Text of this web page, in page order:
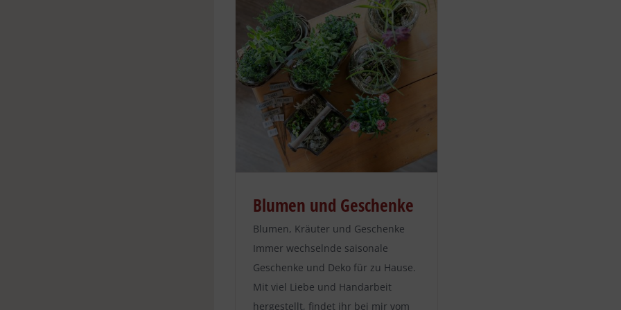
Blumen und Geschenke
Blumen, Kräuter und Geschenke
Immer wechselnde saisonale
Geschenke und Deko für zu Hause.
Mit viel Liebe und Handarbeit
hergestellt, findet ihr bei mir vom